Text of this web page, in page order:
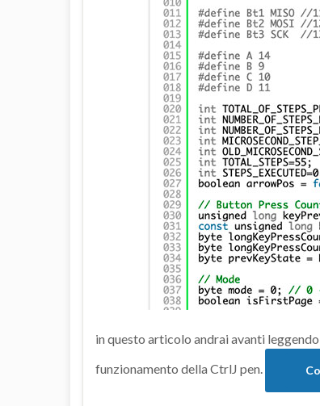
in questo articolo andrai avanti
funzionamento della CtrlJ pen.